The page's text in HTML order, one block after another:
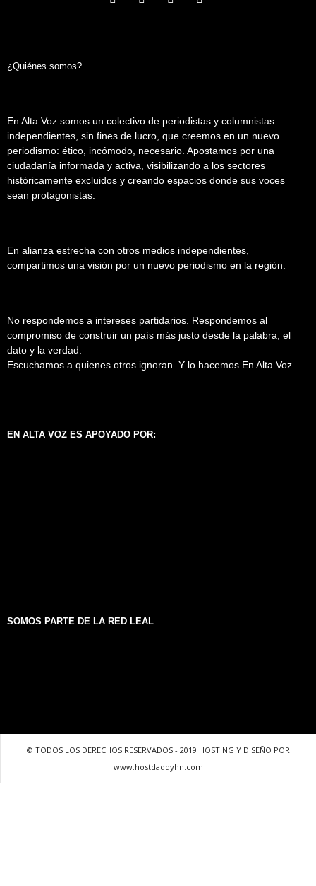
¿Quiénes somos?
En Alta Voz somos un colectivo de periodistas y columnistas
independientes, sin fines de lucro, que creemos en un nuevo
periodismo: ético, incómodo, necesario. Apostamos por una
ciudadanía informada y activa, visibilizando a los sectores
históricamente excluidos y creando espacios donde sus voces
sean protagonistas.
En alianza estrecha con otros medios independientes,
compartimos una visión por un nuevo periodismo en la región.
No respondemos a intereses partidarios. Respondemos al
compromiso de construir un país más justo desde la palabra, el
dato y la verdad.
Escuchamos a quienes otros ignoran. Y lo hacemos En Alta Voz.
EN ALTA VOZ ES APOYADO POR:
SOMOS PARTE DE LA RED LEAL
© TODOS LOS DERECHOS RESERVADOS - 2019 HOSTING Y DISEÑO POR
www.hostdaddyhn.com